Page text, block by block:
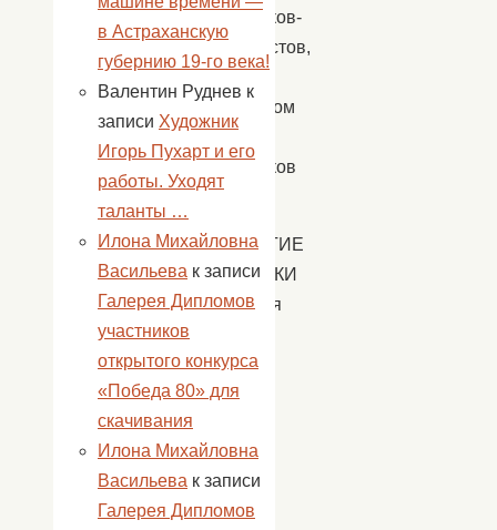
художников-
планеристов,
творческом
художников
России.
ОТКРЫТИЕ
ВЫСТАВКИ
состоится
октября,
в
Начало
—
в
в Астраханскую
губернию 19-го века!
Валентин Руднев к
записи Художник
Игорь Пухарт и его
работы. Уходят
таланты …
Илона Михайловна
Васильева к записи
Галерея Дипломов
участников
открытого конкурса
«Победа 80» для
скачивания
Илона Михайловна
Васильева к записи
Галерея Дипломов